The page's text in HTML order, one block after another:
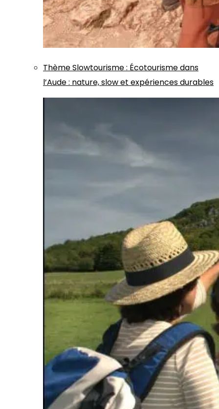
ThèmeSlowtourisme: Écotourisme dans
l’Aude : nature, slow et expériences durables